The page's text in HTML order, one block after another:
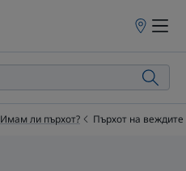
Точки
продажба
Имам ли пърхот? Пърхот на веждите